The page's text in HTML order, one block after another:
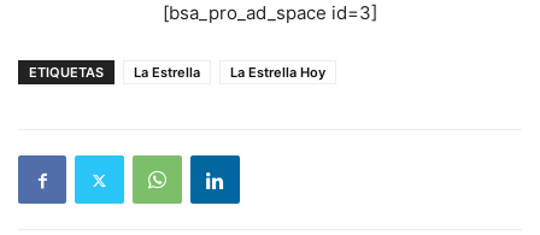
[bsa_pro_ad_space id=3]
ETIQUETAS La Estrella La Estrella Hoy